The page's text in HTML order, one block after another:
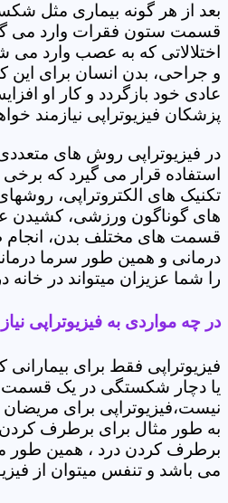
بعد از هر گونه بیماری مثل
قسمت ستون فقرات وارد می
اختلالاتی که به عصب وارد
و جراحی، بدن انسان برای این
عادی خود بازگردد و کار او
پزشکان فیزیوتراپی نیازمند
در فیزیوتراپی روش های
استفاده قرار می گیرد که برخی
تکنیک های الکتروتراپی،
های گوناگون ورزشی، کشیدن
قسمت های مختلف بدن،
درمانی و همین طور سرما
را شما عزیزان میتواند در خانه
در چه مواردی به فیزیوتراپی
فیزیوتراپی فقط برای
یا دچار شکستگی در یک قسمت
نیست،فیزیوتراپی برای
به طور مثال برای برطرف
برطرف کردن درد ، همین طور
می باشد و تنفس میتوان از